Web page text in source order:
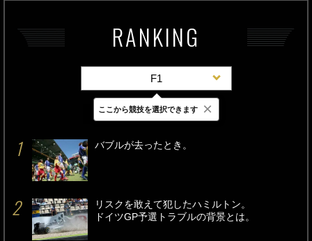
RANKING
F1
最新 24時間 週間
バブルが去ったとき。
リスクを敢えて犯したハミルトン。
ドイツGP予選トラブルの背景とは。
ここから競技を選択できます ×